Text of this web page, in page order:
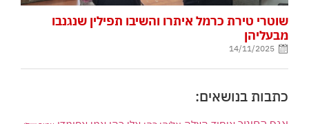
שוטרי טירת כרמל איתרו והשיבו תפילין שנגנבו
מבעליהן
14/11/2025
כתבות בנושאים: